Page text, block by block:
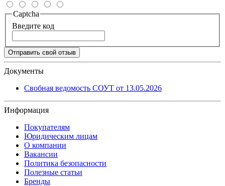
Captcha
Введите код
Отправить свой отзыв
Документы
Свобная ведомость СОУТ от 13.05.2026
Информация
Покупателям
Юридическим лицам
О компании
Вакансии
Политика безопасности
Полезные статьи
Бренды